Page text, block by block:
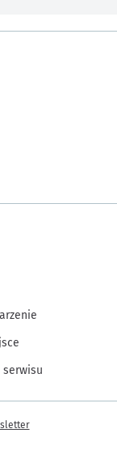
serwisu